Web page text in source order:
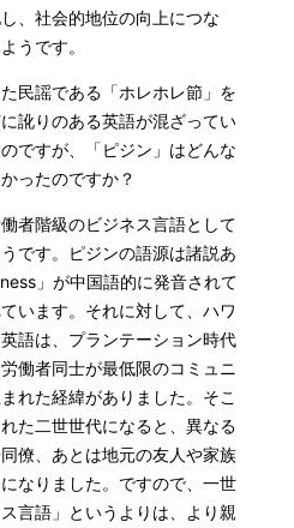
、社会的地位の向上につな
うです。
民謡である「ホレホレ節」を
訛りのある英語が混ざってい
ですが、「ピジン」はどんな
ったのですか？
者階級のビジネス言語として
です。ピジンの語源は諸説あ
」が中国語的に発音されて
います。それに対して、ハワ
語は、プランテーション時代
働者同士が最低限のコミュニ
れた経緯がありました。そこ
た二世世代になると、異なる
僚、あとは地元の友人や家族
なりました。ですので、一世
言語」というよりは、より親